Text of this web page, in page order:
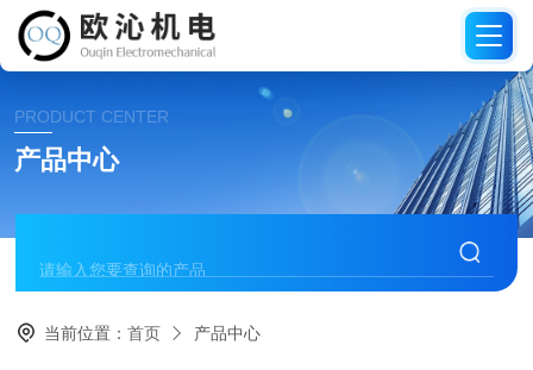
PRODUCT CENTER
产品中心
当前位置：首页 产品中心